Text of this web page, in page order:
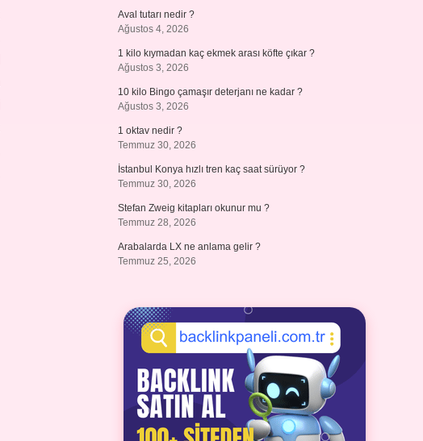
Aval tutarı nedir ?
Ağustos 4, 2026
1 kilo kıymadan kaç ekmek arası köfte çıkar ?
Ağustos 3, 2026
10 kilo Bingo çamaşır deterjanı ne kadar ?
Ağustos 3, 2026
1 oktav nedir ?
Temmuz 30, 2026
İstanbul Konya hızlı tren kaç saat sürüyor ?
Temmuz 30, 2026
Stefan Zweig kitapları okunur mu ?
Temmuz 28, 2026
Arabalarda LX ne anlama gelir ?
Temmuz 25, 2026